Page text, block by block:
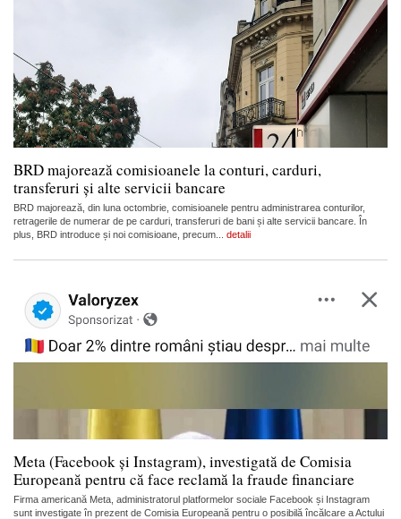
BRD majorează comisioanele la conturi, carduri,
transferuri și alte servicii bancare
BRD majorează, din luna octombrie, comisioanele pentru administrarea conturilor,
retragerile de numerar de pe carduri, transferuri de bani și alte servicii bancare. În
plus, BRD introduce și noi comisioane, precum... detalii
Meta (Facebook și Instagram), investigată de Comisia
Europeană pentru că face reclamă la fraude financiare
Firma americană Meta, administratorul platformelor sociale Facebook și Instagram
sunt investigate în prezent de Comisia Europeană pentru o posibilă încălcare a Actului